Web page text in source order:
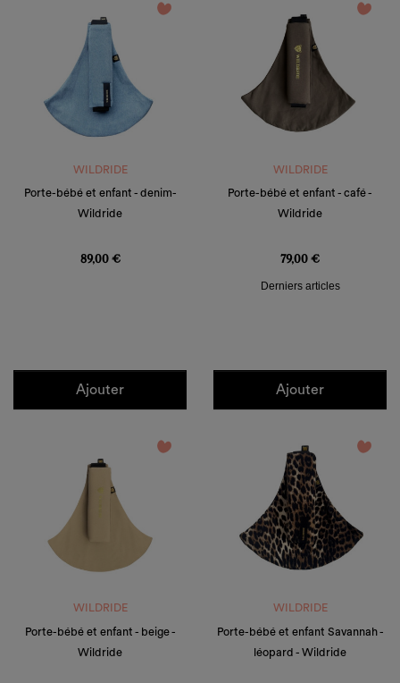
favorite_border
WILDRIDE
Porte-bébé et enfant - denim-
Wildride
89,00 €
Ajouter
favorite_border
WILDRIDE
Porte-bébé et enfant - café -
Wildride
79,00 €
Derniers articles
Ajouter
favorite_border
WILDRIDE
Porte-bébé et enfant - beige -
Wildride
favorite_border
WILDRIDE
Porte-bébé et enfant Savannah -
léopard - Wildride